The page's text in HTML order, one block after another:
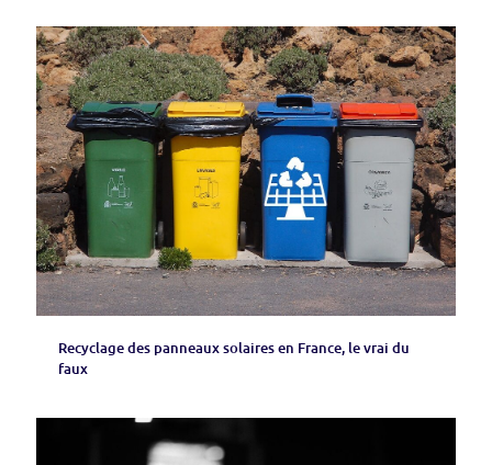
Recyclage des panneaux solaires en France, le vrai du
faux